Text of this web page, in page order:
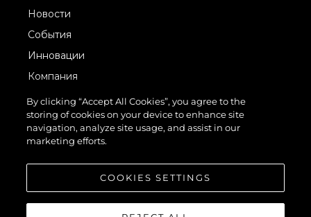
Новости
События
Инновации
Компания
Команда
Lifestyle
Наследие
By clicking “Accept All Cookies”, you agree to the
storing of cookies on your device to enhance site
navigation, analyze site usage, and assist in our
marketing efforts.
COOKIES SETTINGS